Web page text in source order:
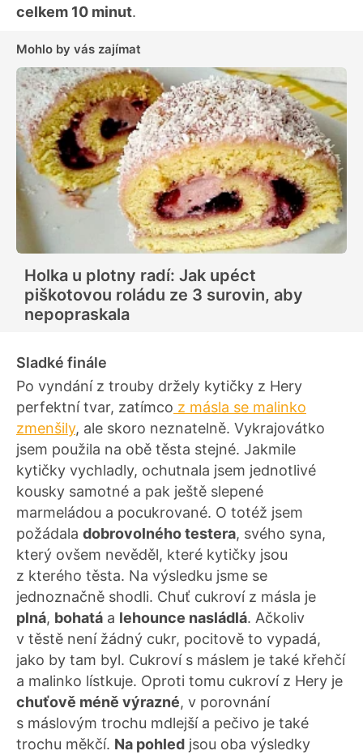
celkem 10 minut.
Mohlo by vás zajímat
Holka u plotny radí: Jak upéct
piškotovou roládu ze 3 surovin, aby
nepopraskala
Sladké finále
Po vyndání z trouby držely kytičky z Hery
perfektní tvar, zatímco z másla se malinko
zmenšily, ale skoro neznatelně. Vykrajovátko
jsem použila na obě těsta stejné. Jakmile
kytičky vychladly, ochutnala jsem jednotlivé
kousky samotné a pak ještě slepené
marmeládou a pocukrované. O totéž jsem
požádala dobrovolného testera, svého syna,
který ovšem nevěděl, které kytičky jsou
z kterého těsta. Na výsledku jsme se
jednoznačně shodli. Chuť cukroví z másla je
plná, bohatá a lehounce nasládlá. Ačkoliv
v těstě není žádný cukr, pocitově to vypadá,
jako by tam byl. Cukroví s máslem je také křehčí
a malinko lístkuje. Oproti tomu cukroví z Hery je
chuťově méně výrazné, v porovnání
s máslovým trochu mdlejší a pečivo je také
trochu měkčí. Na pohled jsou oba výsledky